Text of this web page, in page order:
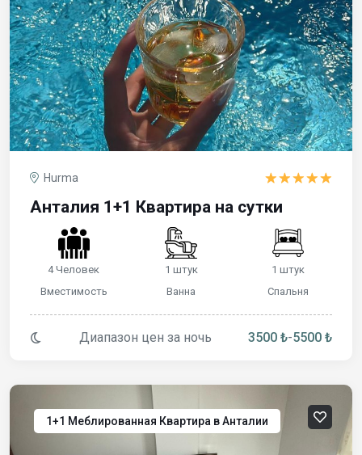
Hurma
Анталия 1+1 Квартира на сутки
4 Человек
Вместимость
1 штук
Ванна
1 штук
Спальня
Диапазон цен за ночь 3500 ₺-5500 ₺
1+1 Меблированная Квартира в Анталии